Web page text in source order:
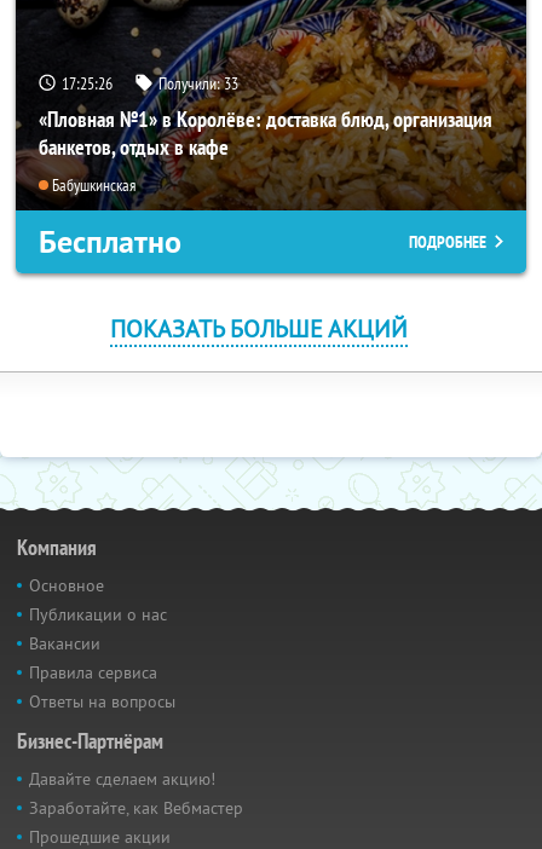
17:25:26 Получили:33
«Пловная №1» в Королёве: доставка блюд, организация
банкетов, отдых в кафе
Бабушкинская
Бесплатно ПОДРОБНЕЕ
ПОКАЗАТЬ БОЛЬШЕ АКЦИЙ
Компания
Основное
Публикации о нас
Вакансии
Правила сервиса
Ответы на вопросы
Бизнес-Партнёрам
Давайте сделаем акцию!
Заработайте, как Вебмастер
Прошедшие акции